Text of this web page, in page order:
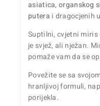
asiatica,organskog
putera i dragocjenih
Suptilni, cvjetni miris
je svjež, ali nježan.
pomaže vam da se
Povežite se sa
hranljivoj formuli,
porijekla.